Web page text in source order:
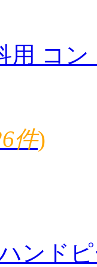
用 コン
件)
ンド